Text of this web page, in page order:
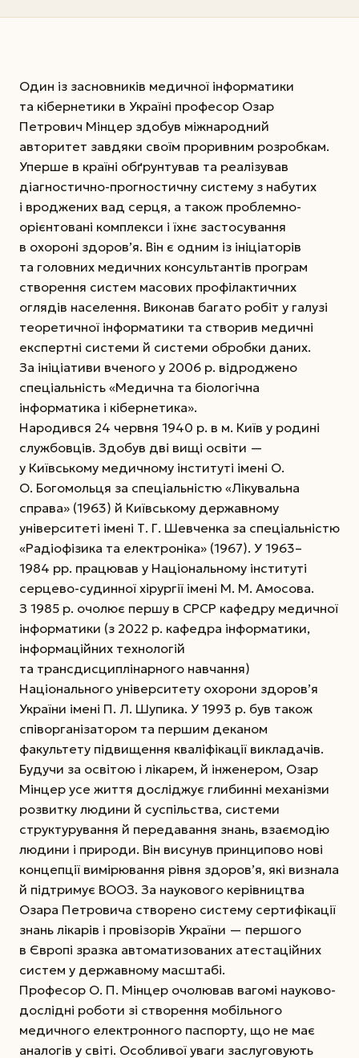
Один із засновників медичної інформатики
та кібернетики в Україні професор Озар
Петрович Мінцер здобув міжнародний
авторитет завдяки своїм проривним розробкам.
Уперше в країні обґрунтував та реалізував
діагностично-прогностичну систему з набутих
і вроджених вад серця, а також проблемно-
орієнтовані комплекси і їхнє застосування
в охороні здоров’я. Він є одним із ініціаторів
та головних медичних консультантів програм
створення систем масових профілактичних
оглядів населення. Виконав багато робіт у галузі
теоретичної інформатики та створив медичні
експертні системи й системи обробки даних.
За ініціативи вченого у 2006 р. відроджено
спеціальність «Медична та біологічна
інформатика і кібернетика».
Народився 24 червня 1940 р. в м. Київ у родині
службовців. Здобув дві вищі освіти —
у Київському медичному інституті імені О.
О. Богомольця за спеціальністю «Лікувальна
справа» (1963) й Київському державному
університеті імені Т. Г. Шевченка за спеціальністю
«Радіофізика та електроніка» (1967). У 1963–
1984 рр. працював у Національному інституті
серцево-судинної хірургії імені М. М. Амосова.
З 1985 р. очолює першу в СРСР кафедру медичної
інформатики (з 2022 р. кафедра інформатики,
інформаційних технологій
та трансдисциплінарного навчання)
Національного університету охорони здоров’я
України імені П. Л. Шупика. У 1993 р. був також
співорганізатором та першим деканом
факультету підвищення кваліфікації викладачів.
Будучи за освітою і лікарем, й інженером, Озар
Мінцер усе життя досліджує глибинні механізми
розвитку людини й суспільства, системи
структурування й передавання знань, взаємодію
людини і природи. Він висунув принципово нові
концепції вимірювання рівня здоров’я, які визнала
й підтримує ВООЗ. За наукового керівництва
Озара Петровича створено систему сертифікації
знань лікарів і провізорів України — першого
в Європі зразка автоматизованих атестаційних
систем у державному масштабі.
Професор О. П. Мінцер очолював вагомі науково-
дослідні роботи зі створення мобільного
медичного електронного паспорту, що не має
аналогів у світі. Особливої уваги заслуговують